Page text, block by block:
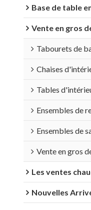
Base de table
Vente en gros
Tabourets de
Chaises
Tables
Ensembles de
Ensembles de salle à
Vente en gros de
Les ventes
Nouvelles